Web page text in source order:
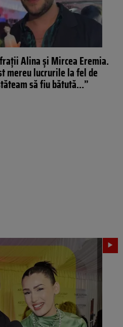
Alina și Mircea Eremia.
mereu lucrurile la fel de
să fiu bătută…”